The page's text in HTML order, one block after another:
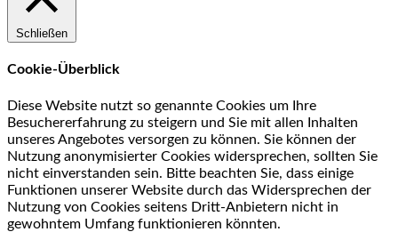
Schließen
Cookie-Überblick
Diese Website nutzt so genannte Cookies um Ihre
Besuchererfahrung zu steigern und Sie mit allen Inhalten
unseres Angebotes versorgen zu können. Sie können der
Nutzung anonymisierter Cookies widersprechen, sollten Sie
nicht einverstanden sein. Bitte beachten Sie, dass einige
Funktionen unserer Website durch das Widersprechen der
Nutzung von Cookies seitens Dritt-Anbietern nicht in
gewohntem Umfang funktionieren könnten.